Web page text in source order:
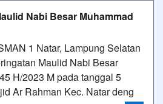
Nabi Besar Muhammad
1 Natar, Lampung Selatan
Maulid Nabi Besar
H/2023 M pada tanggal 5
Ar Rahman Kec. Natar deng